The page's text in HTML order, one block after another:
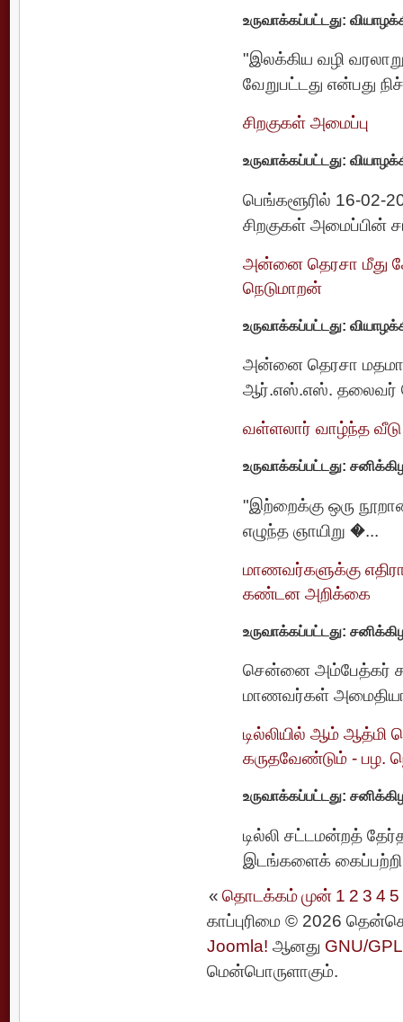
உருவாக்கப்பட்டது:
"இலக்கிய வழி
வேறுபட்டது என்பது
சிறகுகள் அமைப்பு
உருவாக்கப்பட்டது:
பெங்களூரில் 16-02-
சிறகுகள் அமைப்பின்
அன்னை தெரசா மீது
நெடுமாறன்
உருவாக்கப்பட்டது:
அன்னை தெரசா
ஆர்.எஸ்.எஸ். தலைவர்
வள்ளலார் வாழ்ந்த வீடு
உருவாக்கப்பட்டது:
"இற்றைக்கு ஒரு
எழுந்த ஞாயிறு �...
மாணவர்களுக்கு
கண்டன அறிக்கை
உருவாக்கப்பட்டது:
சென்னை அம்பேத்கர்
மாணவர்கள்
டில்லியில் ஆம் ஆத்மி
கருதவேண்டும் - பழ.
உருவாக்கப்பட்டது:
டில்லி சட்டமன்றத்
இடங்களைக்
« தொடக்கம்முன் 1 2 3 4 5
காப்புரிமை © 2026
Joomla! ஆனது GNU/
மென்பொருளாகும்.